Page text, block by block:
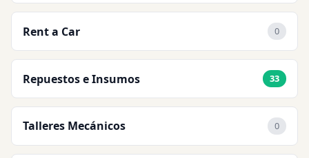
Rent a Car 0
Repuestos e Insumos 33
Talleres Mecánicos 0